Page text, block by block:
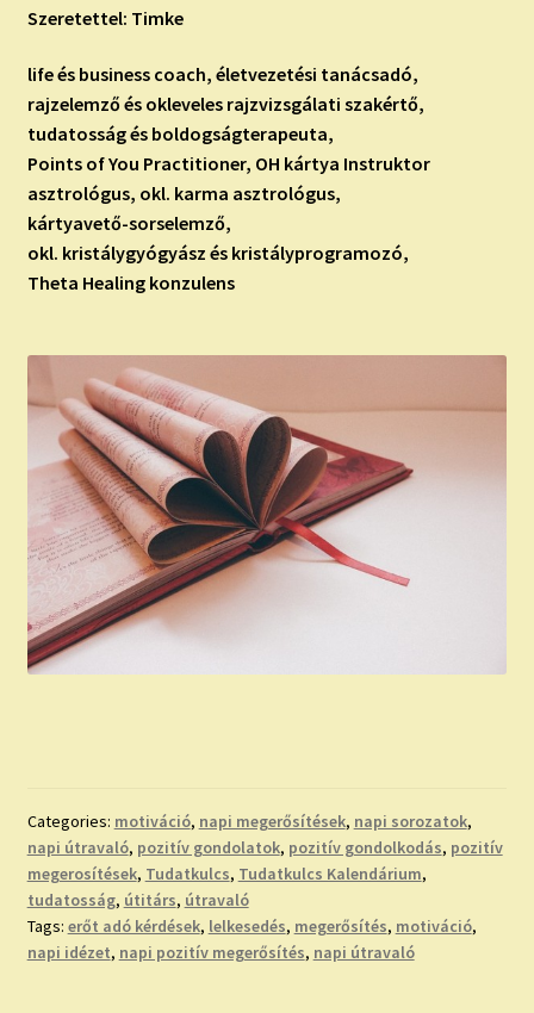
Szeretettel: Timke
life és business coach, életvezetési tanácsadó,
rajzelemző és okleveles rajzvizsgálati szakértő,
tudatosság és boldogságterapeuta,
Points of You Practitioner, OH kártya Instruktor
asztrológus, okl. karma asztrológus,
kártyavető-sorselemző,
okl. kristálygyógyász és kristályprogramozó,
Theta Healing konzulens
Categories: motiváció, napi megerősítések, napi sorozatok,
napi útravaló, pozitív gondolatok, pozitív gondolkodás, pozitív
megerosítések, Tudatkulcs, Tudatkulcs Kalendárium,
tudatosság, útitárs, útravaló
Tags: erőt adó kérdések, lelkesedés, megerősítés, motiváció,
napi idézet, napi pozitív megerősítés, napi útravaló